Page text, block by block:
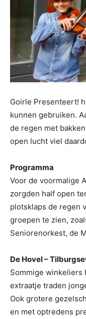
Goirle Presenteert!
kunnen gebruiken.
de regen met
open lucht viel
Programma
Voor de voormalige
zorgden half open
plotsklaps de regen
groepen te zien,
Seniorenorkest, de
De Hovel –
Sommige winkeliers
extraatje traden
Ook grotere
en met optredens